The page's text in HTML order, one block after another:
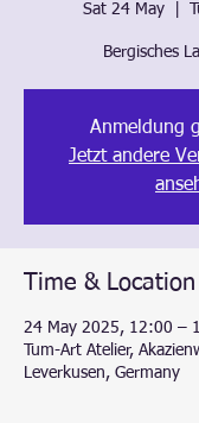
Sat 24 May
  |
Bergisches
Anmeldung
Jetzt andere
Time & Location
24 May 2025, 12:00 –
Tum-Art Atelier,
Leverkusen, Germany